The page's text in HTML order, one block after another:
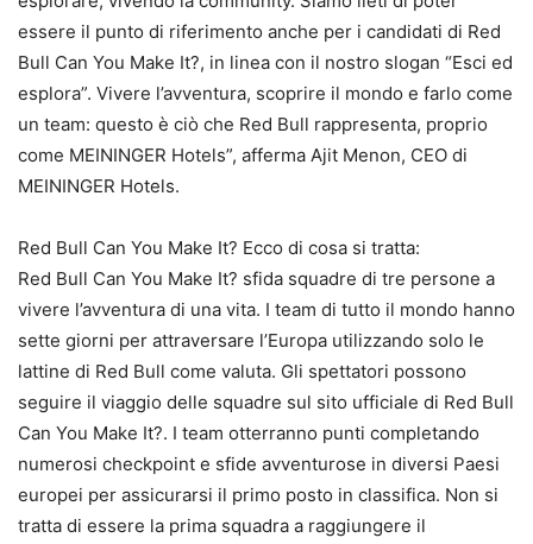
essere il punto di riferimento anche per i candidati di Red
Bull Can You Make It?, in linea con il nostro slogan “Esci ed
esplora”. Vivere l’avventura, scoprire il mondo e farlo come
un team: questo è ciò che Red Bull rappresenta, proprio
come MEININGER Hotels”, afferma Ajit Menon, CEO di
MEININGER Hotels.
Red Bull Can You Make It? Ecco di cosa si tratta:
Red Bull Can You Make It? sfida squadre di tre persone a
vivere l’avventura di una vita. I team di tutto il mondo hanno
sette giorni per attraversare l’Europa utilizzando solo le
lattine di Red Bull come valuta. Gli spettatori possono
seguire il viaggio delle squadre sul sito ufficiale di Red Bull
Can You Make It?. I team otterranno punti completando
numerosi checkpoint e sfide avventurose in diversi Paesi
europei per assicurarsi il primo posto in classifica. Non si
tratta di essere la prima squadra a raggiungere il